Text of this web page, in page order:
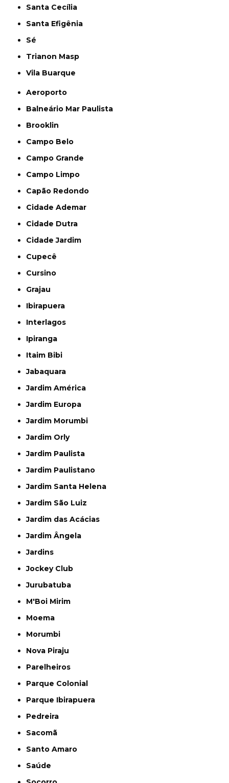
Santa Cecília
Santa Efigênia
Sé
Trianon Masp
Vila Buarque
Aeroporto
Balneário Mar Paulista
Brooklin
Campo Belo
Campo Grande
Campo Limpo
Capão Redondo
Cidade Ademar
Cidade Dutra
Cidade Jardim
Cupecê
Cursino
Grajau
Ibirapuera
Interlagos
Ipiranga
Itaim Bibi
Jabaquara
Jardim América
Jardim Europa
Jardim Morumbi
Jardim Orly
Jardim Paulista
Jardim Paulistano
Jardim Santa Helena
Jardim São Luiz
Jardim das Acácias
Jardim Ângela
Jardins
Jockey Club
Jurubatuba
M'Boi Mirim
Moema
Morumbi
Nova Piraju
Parelheiros
Parque Colonial
Parque Ibirapuera
Pedreira
Sacomã
Santo Amaro
Saúde